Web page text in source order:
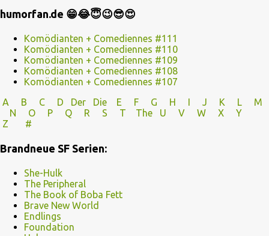
humorfan.de 😁😂😇😉😎😍
Komödianten + Comediennes #111
Komödianten + Comediennes #110
Komödianten + Comediennes #109
Komödianten + Comediennes #108
Komödianten + Comediennes #107
A
B C D Der Die E F G H I J K L
M
N
O P Q R S T The U V
W X Y
Z
#
Brandneue SF Serien:
She-Hulk
The Peripheral
The Book of Boba Fett
Brave New World
Endlings
Foundation